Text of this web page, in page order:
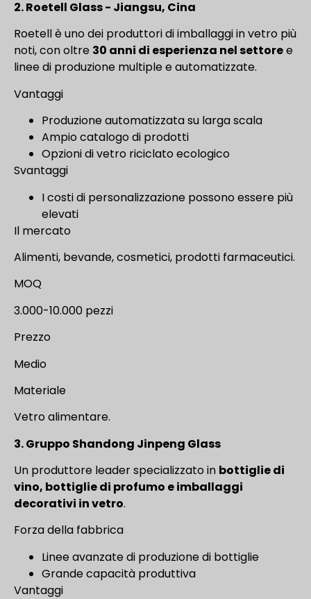
2. Roetell Glass - Jiangsu, Cina
Roetell è uno dei produttori di imballaggi in vetro più
noti, con oltre 30 anni di esperienza nel settoree
linee di produzione multiple e automatizzate.
Vantaggi
Produzione automatizzata su larga scala
Ampio catalogo di prodotti
Opzioni di vetro riciclato ecologico
Svantaggi
I costi di personalizzazione possono essere più
elevati
Il mercato
Alimenti, bevande, cosmetici, prodotti farmaceutici.
MOQ
3.000-10.000 pezzi
Prezzo
Medio
Materiale
Vetro alimentare.
3. Gruppo Shandong Jinpeng Glass
Un produttore leader specializzato in bottiglie di
vino, bottiglie di profumo e imballaggi
decorativi in vetro.
Forza della fabbrica
Linee avanzate di produzione di bottiglie
Grande capacità produttiva
Vantaggi